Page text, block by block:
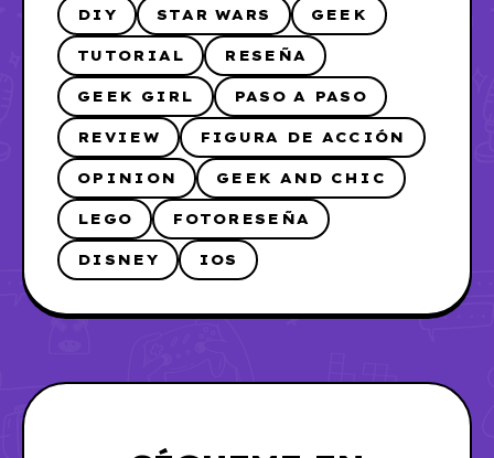
DIY STAR WARS GEEK
TUTORIAL RESEÑA
GEEK GIRL PASO A PASO
REVIEW FIGURA DE ACCIÓN
OPINION GEEK AND CHIC
LEGO FOTORESEÑA
DISNEY IOS